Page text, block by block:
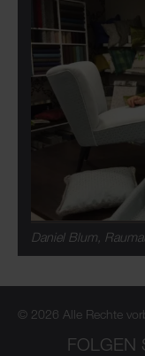
Daniel Blum,
© 2026 Alle Rechte
FOLGEN